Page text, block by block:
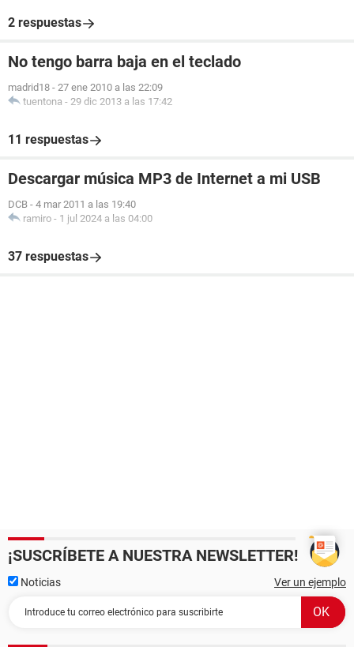
2 respuestas
No tengo barra baja en el teclado
madrid18 - 27 ene 2010 a las 22:09
tuentona - 29 dic 2013 a las 17:42
11 respuestas
Descargar música MP3 de Internet a mi USB
DCB - 4 mar 2011 a las 19:40
ramiro - 1 jul 2024 a las 04:00
37 respuestas
¡SUSCRÍBETE A NUESTRA NEWSLETTER!
Noticias Ver un ejemplo